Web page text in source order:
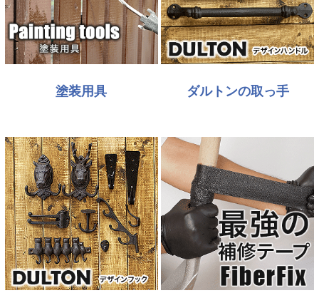
塗装用具 ダルトンの取っ手